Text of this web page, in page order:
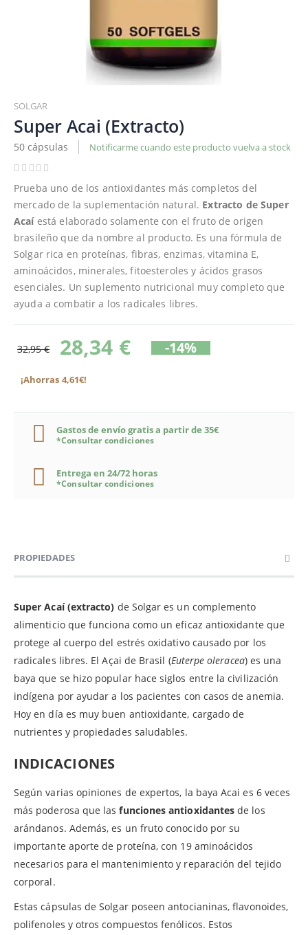
al
comienzo
de
la
galería
imágenes
SOLGAR
Super Acai (Extracto)
50 cápsulas Notificarme cuando este producto vuelva a stock
Prueba uno de los antioxidantes más completos del
mercado de la suplementación natural. Extracto de Super
Acaíestá elaborado solamente con el fruto de origen
brasileño que da nombre al producto. Es una fórmula de
Solgar rica en proteínas, fibras, enzimas, vitamina E,
aminoácidos, minerales, fitoesteroles y ácidos grasos
esenciales. Un suplemento nutricional muy completo que
ayuda a combatir a los radicales libres.
32,95 € 28,34 € -14%
¡Ahorras 4,61€!
Gastos de envío gratis a partir de 35€
*Consultar condiciones
Entrega en 24/72 horas
*Consultar condiciones
PROPIEDADES
Super Acaí (extracto) de Solgar es un complemento
alimenticio que funciona como un eficaz antioxidante que
protege al cuerpo del estrés oxidativo causado por los
radicales libres. El Açai de Brasil (Euterpe oleracea) es una
baya que se hizo popular hace siglos entre la civilización
indígena por ayudar a los pacientes con casos de anemia.
Hoy en día es muy buen antioxidante, cargado de
nutrientes y propiedades saludables.
INDICACIONES
Según varias opiniones de expertos, la baya Acai es 6 veces
más poderosa que lasfunciones antioxidantes de los
arándanos. Además, es un fruto conocido por su
importante aporte de proteína, con 19 aminoácidos
necesarios para el mantenimiento y reparación del tejido
corporal.
Estas cápsulas de Solgar poseen antocianinas, flavonoides,
polifenoles y otros compuestos fenólicos. Estos